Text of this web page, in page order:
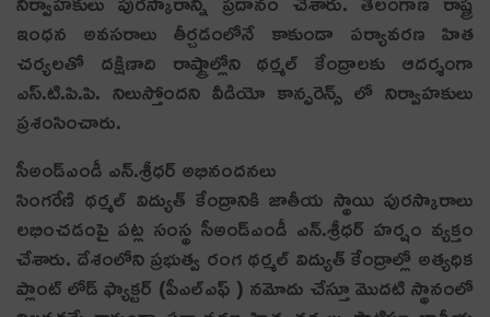
ఇంధన అవసరాలు తీర్చడంలోనే కాకుండా పర్యావరణ హిత
చర్యలతో దక్షిణాది రాష్ట్రాల్లోని థర్మల్‌ కేంద్రాలకు ఆదర్శంగా
ఎస్‌.టి.పి.పి. నిలుస్తోందని వీడియో కాన్ఫరెన్స్‌ లో నిర్వాహకులు
ప్రశంసించారు.
సీఅండ్ఎండీ ఎన్‌.శ్రీధర్‌ అభినందనలు
సింగరేణి థర్మల్‌ విద్యుత్‌ కేంద్రానికి జాతీయ స్థాయి పురస్కారాలు
లభించడంపై పట్ల సంస్థ సీఅండ్ఎండీ ఎన్‌.శ్రీధర్ హర్షం వ్యక్తం
చేశారు. దేశంలోని ప్రభుత్వ రంగ థర్మల్‌ విద్యుత్‌ కేంద్రాల్లో అత్యధిక
ప్లాంట్‌ లోడ్‌ ఫ్యాక్టర్‌ (పీఎల్‌ఎఫ్‌ ) నమోదు చేస్తూ మొదటి స్థానంలో